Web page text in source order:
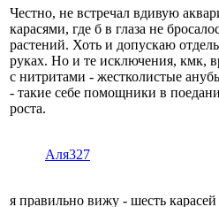
Честно, не встречал вдивую
карасями, где б в глаза не
растений. Хоть и допускаю
руках. Но и те исключения, кмк,
с нитритами - жестколистые
- такие себе помощники в
роста.
Аля327
я правильно вижу - шесть